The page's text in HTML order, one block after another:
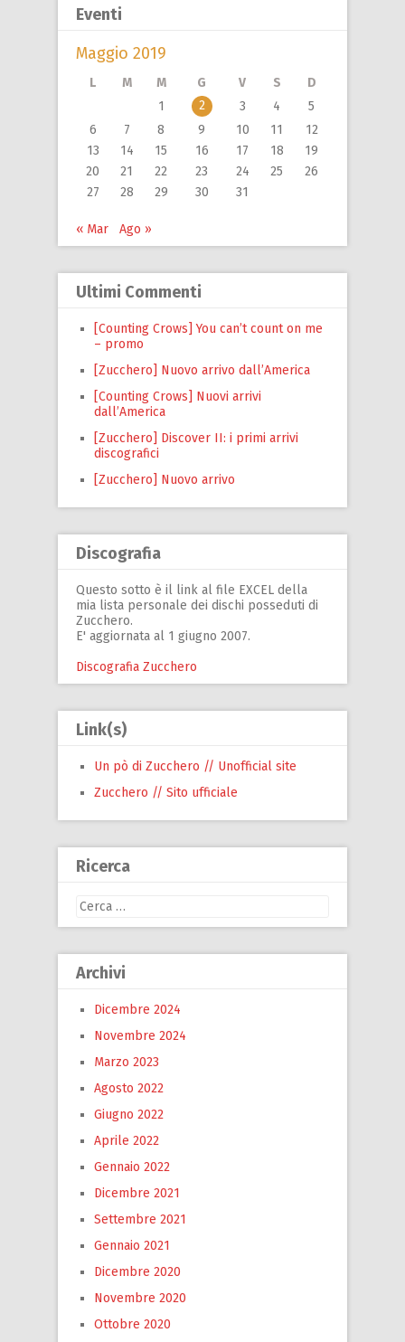
Eventi
Maggio 2019
L M M G V S
D
1
2 3 4
5
6
7 8 9 10 11
12
13
14 15 16 17 18
19
20
21 22 23 24 25
26
27
28 29 30 31
« Mar Ago »
Ultimi Commenti
[Counting Crows] You can’t count on me
– promo
[Zucchero] Nuovo arrivo dall’America
[Counting Crows] Nuovi arrivi
dall’America
[Zucchero] Discover II: i primi arrivi
discografici
[Zucchero] Nuovo arrivo
Discografia
Questo sotto è il link al file EXCEL della
mia lista personale dei dischi posseduti di
Zucchero.
E' aggiornata al 1 giugno 2007.
Discografia Zucchero
Link(s)
Un pò di Zucchero // Unofficial site
Zucchero // Sito ufficiale
Ricerca
Ricerca
Archivi
Dicembre 2024
Novembre 2024
Marzo 2023
Agosto 2022
Giugno 2022
Aprile 2022
Gennaio 2022
Dicembre 2021
Settembre 2021
Gennaio 2021
Dicembre 2020
Novembre 2020
Ottobre 2020